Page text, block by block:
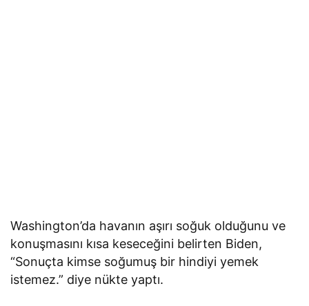
Washington’da havanın aşırı soğuk olduğunu ve
konuşmasını kısa keseceğini belirten Biden,
“Sonuçta kimse soğumuş bir hindiyi yemek
istemez.” diye nükte yaptı.